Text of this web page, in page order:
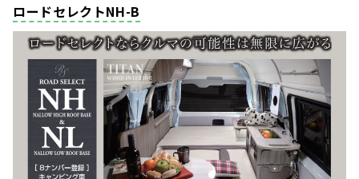
ロードセレクトNH-B